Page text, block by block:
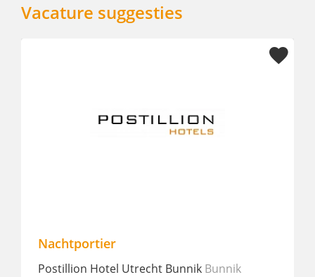
Vacature suggesties
Nachtportier
Postillion Hotel Utrecht BunnikBunnik